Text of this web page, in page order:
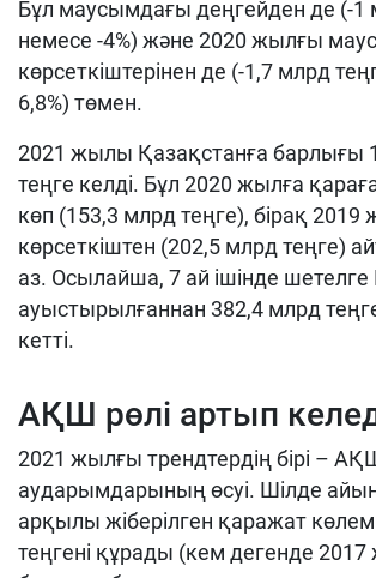
Бұл маусымдағы деңгейден де (-1
немесе -4%) және 2020 жылғы
көрсеткіштерінен де (-1,7 млрд
6,8%) төмен.
2021 жылы Қазақстанға барлығы
теңге келді. Бұл 2020 жылға
көп (153,3 млрд теңге), бірақ
көрсеткіштен (202,5 млрд теңге)
аз. Осылайша, 7 ай ішінде шетелге
ауыстырылғаннан 382,4 млрд
кетті.
АҚШ рөлі артып
2021 жылғы трендтердің бірі –
аударымдарының өсуі. Шілде
арқылы жіберілген қаражат
теңгені құрады (кем дегенде